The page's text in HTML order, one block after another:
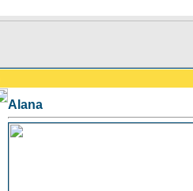
Alana